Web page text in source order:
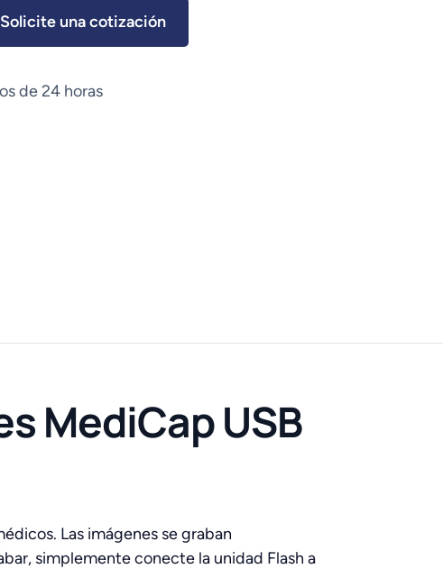
Solicite una cotización
de 24 horas
MediCap USB
Las imágenes se graban
simplemente conecte la unidad Flash a